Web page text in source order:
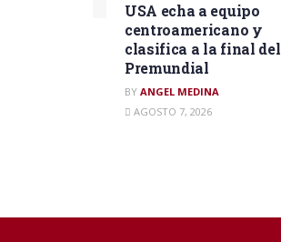
USA echa a equipo
centroamericano y
clasifica a la final del
Premundial
BY ANGEL MEDINA
AGOSTO 7, 2026